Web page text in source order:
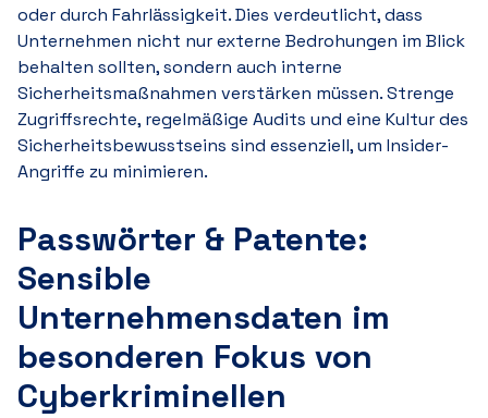
oder durch Fahrlässigkeit. Dies verdeutlicht, dass
Unternehmen nicht nur externe Bedrohungen im Blick
behalten sollten, sondern auch interne
Sicherheitsmaßnahmen verstärken müssen. Strenge
Zugriffsrechte, regelmäßige Audits und eine Kultur des
Sicherheitsbewusstseins sind essenziell, um Insider-
Angriffe zu minimieren.
Passwörter & Patente:
Sensible
Unternehmensdaten im
besonderen Fokus von
Cyberkriminellen